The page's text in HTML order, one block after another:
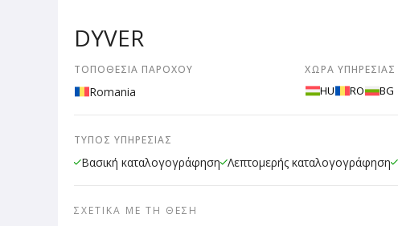
DYVER
ΤΟΠΟΘΕΣΊΑ ΠΑΡΌΧΟΥ
Romania
ΧΏΡΑ ΥΠΗΡΕΣΊΑΣ
HU RO BG
ΤΎΠΟΣ ΥΠΗΡΕΣΊΑΣ
Βασική καταλογογράφηση Λεπτομερής καταλογογράφηση
ΣΧΕΤΙΚΆ ΜΕ ΤΗ ΘΈΣΗ